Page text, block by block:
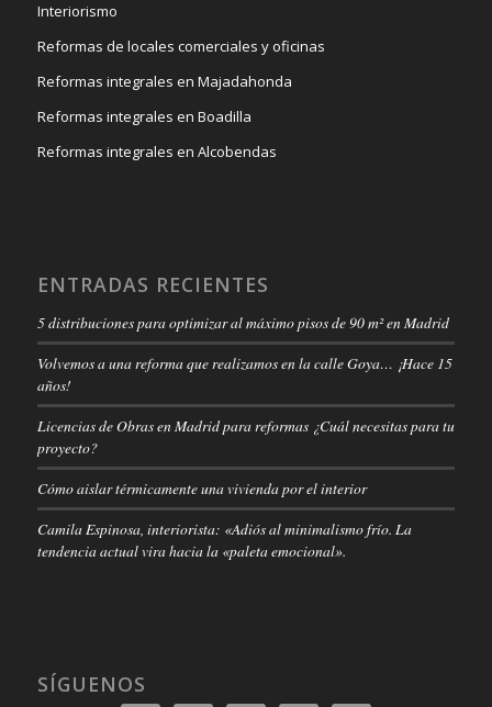
Interiorismo
Reformas de locales comerciales y oficinas
Reformas integrales en Majadahonda
Reformas integrales en Boadilla
Reformas integrales en Alcobendas
ENTRADAS RECIENTES
5 distribuciones para optimizar al máximo pisos de 90 m² en Madrid
Volvemos a una reforma que realizamos en la calle Goya… ¡Hace 15
años!
Licencias de Obras en Madrid para reformas ¿Cuál necesitas para tu
proyecto?
Cómo aislar térmicamente una vivienda por el interior
Camila Espinosa, interiorista: «Adiós al minimalismo frío. La
tendencia actual vira hacia la «paleta emocional».
SÍGUENOS